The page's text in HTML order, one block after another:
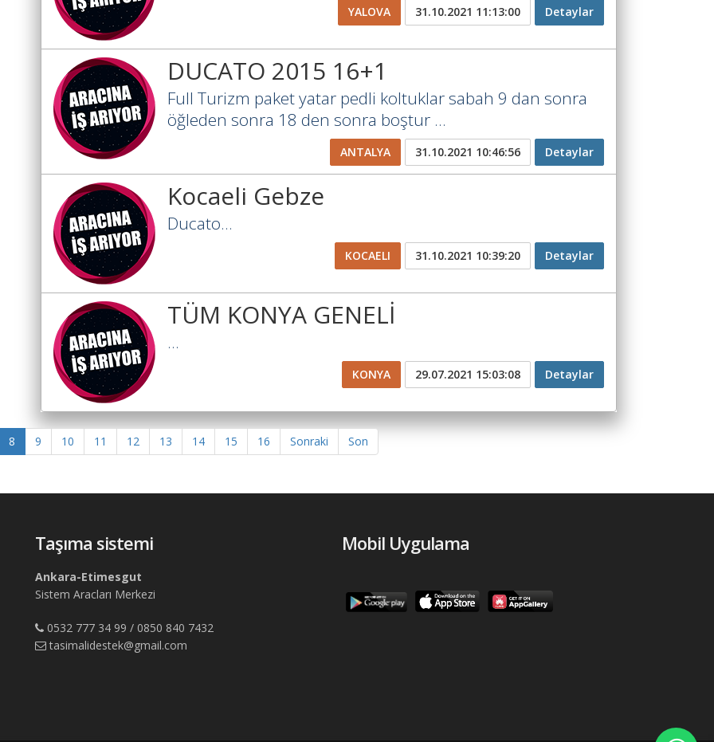
YALOVA 31.10.2021 11:13:00 Detaylar
DUCATO 2015 16+1
Full Turizm paket yatar pedli koltuklar sabah 9 dan sonra
öğleden sonra 18 den sonra boştur ...
ANTALYA 31.10.2021 10:46:56 Detaylar
Kocaeli Gebze
Ducato...
KOCAELI 31.10.2021 10:39:20 Detaylar
TÜM KONYA GENELİ
...
KONYA 29.07.2021 15:03:08 Detaylar
8 9 10 11 12 13 14 15 16 Sonraki Son
Taşıma sistemi
Ankara-Etimesgut
Sistem Aracları Merkezi
0532 777 34 99 / 0850 840 7432
tasimalidestek@gmail.com
Mobil Uygulama